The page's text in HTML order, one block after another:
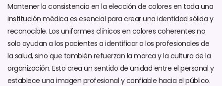
Mantener la consistencia en la elección de colores en toda una
institución médica es esencial para crear una identidad sólida y
reconocible. Los uniformes clínicos en colores coherentes no
solo ayudan a los pacientes a identificar a los profesionales de
la salud, sino que también refuerzan la marca y la cultura de la
organización. Esto crea un sentido de unidad entre el personal y
establece una imagen profesional y confiable hacia el público.